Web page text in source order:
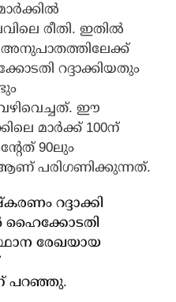
രീതി. ഇതിൽ
അനുപാതത്തിലേക്ക്
റദ്ദാക്കിയതും
വഴിവെച്ചത്. ഈ
മാർക്ക് 100ന്
90ലും
ആണ് പരിഗണിക്കുന്നത്.
റദ്ദാക്കി
ഹൈക്കോടതി
രേഖയായ
പറഞ്ഞു.